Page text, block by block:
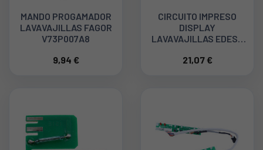
MANDO PROGAMADOR
LAVAVAJILLAS FAGOR
V73P007A8
9,94 €
CIRCUITO IMPRESO
DISPLAY
LAVAVAJILLAS EDESA
17176000014609
21,07 €